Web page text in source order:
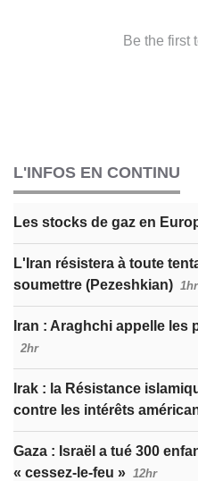
L'INFOS EN CONTINU
Les stocks de gaz en
L'Iran résistera à toute
soumettre (Pezeshkian) 1hr
Iran : Araghchi appelle les
2hr
Irak : la Résistance
contre les intérêts
Gaza : Israël a tué 300
« cessez-le-feu » 12hr